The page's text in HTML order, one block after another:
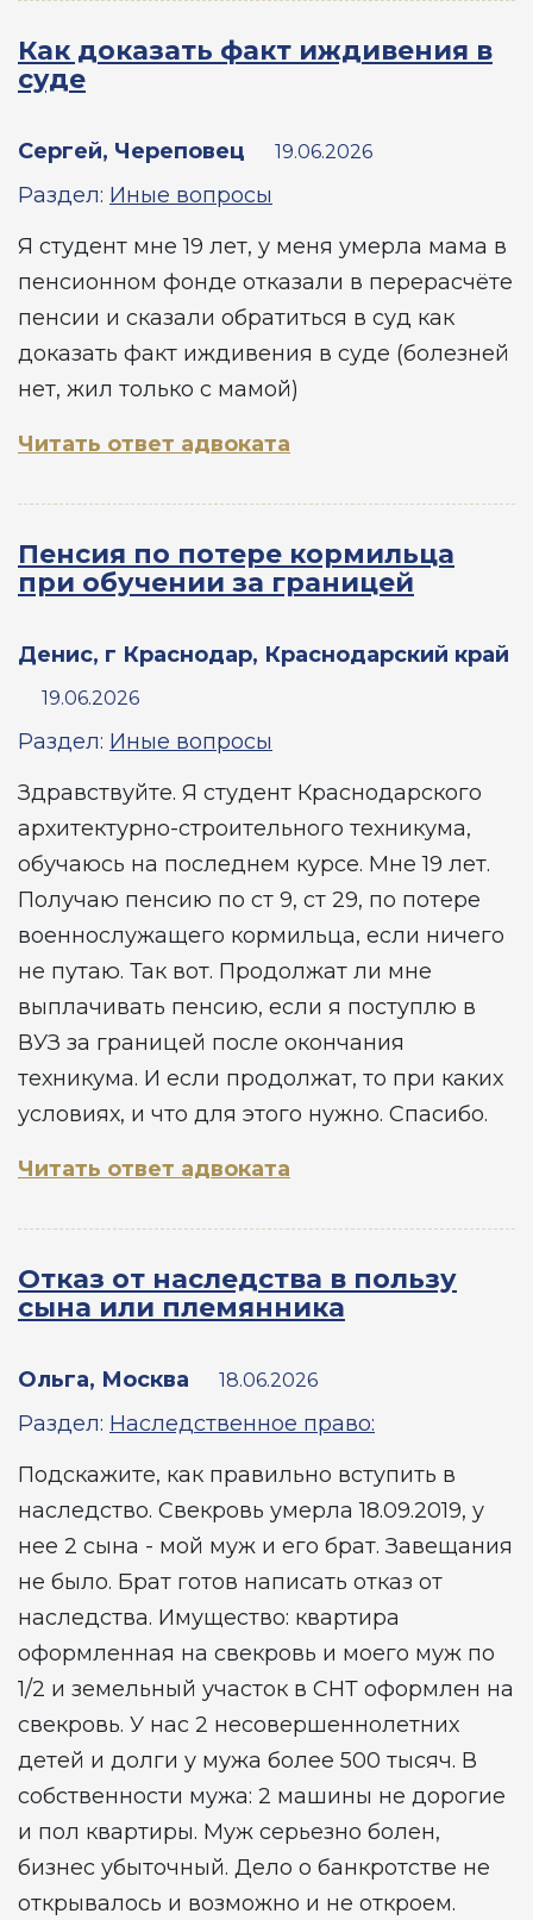
Как доказать факт иждивения в
суде
Сергей, Череповец 19.06.2026
Раздел: Иные вопросы
Я студент мне 19 лет, у меня умерла мама в
пенсионном фонде отказали в перерасчёте
пенсии и сказали обратиться в суд как
доказать факт иждивения в суде (болезней
нет, жил только с мамой)
Читать ответ адвоката
Пенсия по потере кормильца
при обучении за границей
Денис, г Краснодар, Краснодарский край
19.06.2026
Раздел: Иные вопросы
Здравствуйте. Я студент Краснодарского
архитектурно-строительного техникума,
обучаюсь на последнем курсе. Мне 19 лет.
Получаю пенсию по ст 9, ст 29, по потере
военнослужащего кормильца, если ничего
не путаю. Так вот. Продолжат ли мне
выплачивать пенсию, если я поступлю в
ВУЗ за границей после окончания
техникума. И если продолжат, то при каких
условиях, и что для этого нужно. Спасибо.
Читать ответ адвоката
Отказ от наследства в пользу
сына или племянника
Ольга, Москва 18.06.2026
Раздел: Наследственное право:
Подскажите, как правильно вступить в
наследство. Свекровь умерла 18.09.2019, у
нее 2 сына - мой муж и его брат. Завещания
не было. Брат готов написать отказ от
наследства. Имущество: квартира
оформленная на свекровь и моего муж по
1/2 и земельный участок в СНТ оформлен на
свекровь. У нас 2 несовершеннолетних
детей и долги у мужа более 500 тысяч. В
собственности мужа: 2 машины не дорогие
и пол квартиры. Муж серьезно болен,
бизнес убыточный. Дело о банкротстве не
открывалось и возможно и не откроем.